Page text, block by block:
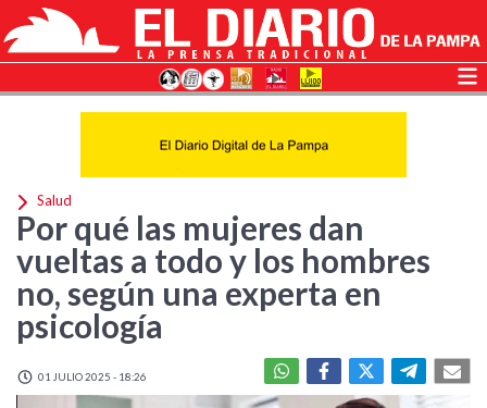
Salud
Por qué las mujeres dan
vueltas a todo y los hombres
no, según una experta en
psicología
01 JULIO 2025 - 18:26